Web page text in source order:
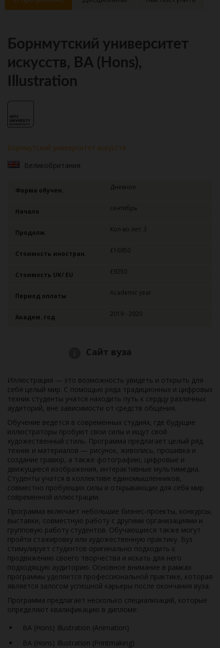
Борнмутский университет
искусств, BA (Hons),
Illustration
Борнмутский университет искусств
Великобритания
Форма обучен. Дневное
Начало сентябрь
Продолж. Кол-во лет: 3
Стоимость иностран. £16950
Стоимость UK/ EU £9250
Период оплаты Academic year
Академ. год 2019 - 2020
Сайт вуза
Иллюстрация — это возможность увидеть и открыть для
себя целый мир. С помощью ряда традиционных и цифровых
техник студенты учатся находить путь к сердцу различных
аудиторий, вне зависимости от средств общения.
Обучение ведется в современных студиях, где будущие
иллюстраторы пробуют свои силы и ищут свой
художественный стиль. Программа предлагает целый ряд
техник и материалов — рисунок, живопись, прошивка и
создание гравюр, а также фотографию, цифровые и
движущиеся изображения, интерактивные мультимедиа.
Студенты учатся в коллективе единомышленников,
совместно пробующих силы и открывающих для себя мир
современной иллюстрации.
Программа включает небольшие бизнес-проекты, конкурсы,
выставки, совместную работу с другими организациями и
групповую работу студентов. Обучающиеся также могут
пройти стажировку или художественную практику. Вуз
стимулирует студентов оригинально подходить к
продвижению своего творчества и искать для него
подходящую аудиторию. Основное внимание в рамках
программы уделяется профессиональной практике, которая
является залогом успешной карьеры после окончания вуза.
Программа предлагает несколько специализаций, которые
определяют квалификацию в дипломе:
BA (Hons) Illustration (Animation)
BA (Hons) Illustration (Printmaking)